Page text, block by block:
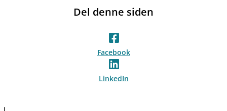
Del denne siden
Facebook
LinkedIn